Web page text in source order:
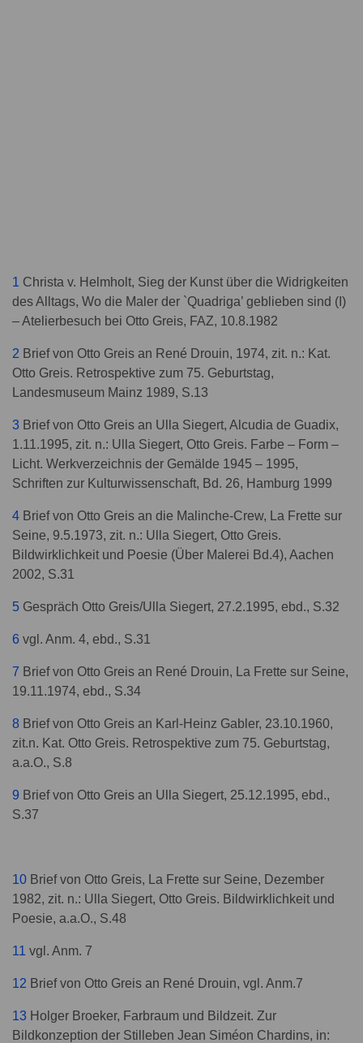
1 Christa v. Helmholt, Sieg der Kunst über die Widrigkeiten
des Alltags, Wo die Maler der `Quadriga’ geblieben sind (I)
– Atelierbesuch bei Otto Greis, FAZ, 10.8.1982
2 Brief von Otto Greis an René Drouin, 1974, zit. n.: Kat.
Otto Greis. Retrospektive zum 75. Geburtstag,
Landesmuseum Mainz 1989, S.13
3 Brief von Otto Greis an Ulla Siegert, Alcudia de Guadix,
1.11.1995, zit. n.: Ulla Siegert, Otto Greis. Farbe – Form –
Licht. Werkverzeichnis der Gemälde 1945 – 1995,
Schriften zur Kulturwissenschaft, Bd. 26, Hamburg 1999
4 Brief von Otto Greis an die Malinche-Crew, La Frette sur
Seine, 9.5.1973, zit. n.: Ulla Siegert, Otto Greis.
Bildwirklichkeit und Poesie (Über Malerei Bd.4), Aachen
2002, S.31
5 Gespräch Otto Greis/Ulla Siegert, 27.2.1995, ebd., S.32
6 vgl. Anm. 4, ebd., S.31
7 Brief von Otto Greis an René Drouin, La Frette sur Seine,
19.11.1974, ebd., S.34
8 Brief von Otto Greis an Karl-Heinz Gabler, 23.10.1960,
zit.n. Kat. Otto Greis. Retrospektive zum 75. Geburtstag,
a.a.O., S.8
9 Brief von Otto Greis an Ulla Siegert, 25.12.1995, ebd.,
S.37
10 Brief von Otto Greis, La Frette sur Seine, Dezember
1982, zit. n.: Ulla Siegert, Otto Greis. Bildwirklichkeit und
Poesie, a.a.O., S.48
11 vgl. Anm. 7
12 Brief von Otto Greis an René Drouin, vgl. Anm.7
13 Holger Broeker, Farbraum und Bildzeit. Zur
Bildkonzeption der Stilleben Jean Siméon Chardins, in: